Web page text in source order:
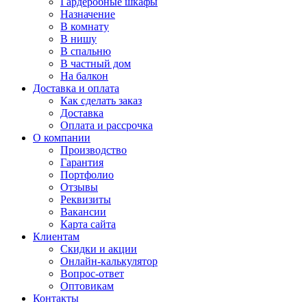
Назначение
В комнату
В нишу
В спальню
В частный дом
На балкон
Доставка и оплата
Как сделать заказ
Доставка
Оплата и рассрочка
О компании
Производство
Гарантия
Портфолио
Отзывы
Реквизиты
Вакансии
Карта сайта
Клиентам
Скидки и акции
Онлайн-калькулятор
Вопрос-ответ
Оптовикам
Контакты